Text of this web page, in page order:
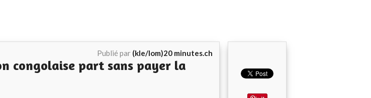
Publié par (kle/lom)20 minutes.ch
congolaise part sans payer la